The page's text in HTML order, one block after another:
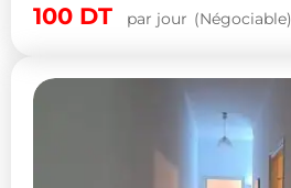
100 DT par jour (Négociable)